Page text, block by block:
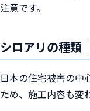
注意です。
シロアリの種類
日本の住宅被害の中
ため、施工内容も変